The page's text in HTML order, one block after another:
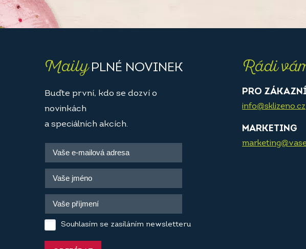
MailyPLNÉ NOVINEK
Buďte první, kdo se dozví o
novinkách
a speciálních akcích.
Souhlasím se zasíláním newsletteru
Rádi
PRO
info@sklizeno.cz
MARKETING